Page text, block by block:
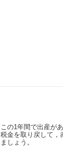
この1年間で出産が
税金を取り戻して，
ましょう。